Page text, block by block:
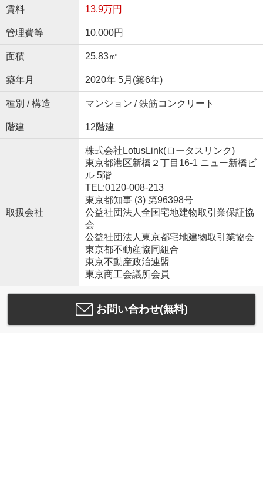
賃料 13.9万円
管理費等 10,000円
面積 25.83㎡
築年月 2020年 5月(築6年)
種別 / 構造 マンション / 鉄筋コンクリート
階建 12階建
取扱会社
株式会社LotusLink(ロータスリンク)
東京都港区新橋２丁目16-1 ニュー新橋ビ
ル 5階
TEL:0120-008-213
東京都知事 (3) 第96398号
公益社団法人全国宅地建物取引業保証協
会
公益社団法人東京都宅地建物取引業協会
東京都不動産協同組合
東京不動産政治連盟
東京商工会議所会員
お問い合わせ(無料)